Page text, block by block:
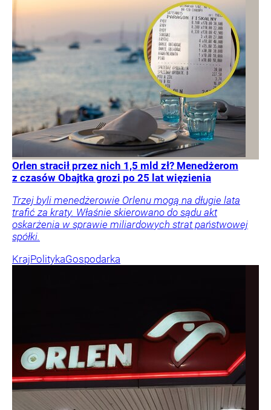
Orlen stracił przez nich 1,5 mld zł? Menedżerom
z czasów Obajtka grozi po 25 lat więzienia
Trzej byli menedżerowie Orlenu mogą na długie lata
trafić za kraty. Właśnie skierowano do sądu akt
oskarżenia w sprawie miliardowych strat państwowej
spółki.
KrajPolitykaGospodarka